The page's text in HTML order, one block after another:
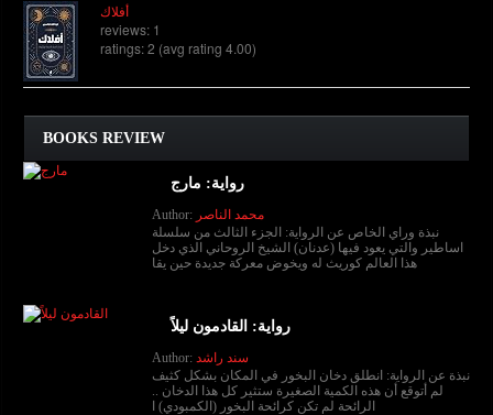
أفلاك
reviews: 1
ratings: 2 (avg rating 4.00)
BOOKS REVIEW
رواية: مارج
Author: محمد الناصر
نبذة وراي الخاص عن الرواية: الجزء الثالث من سلسلة
اساطير والتي يعود فيها (عدنان) الشيخ الروحاني الذي دخل
هذا العالم كوريث له ويخوض معركة جديدة حين يقا
رواية: القادمون ليلاً
Author: سند راشد
نبذة عن الرواية: انطلق دخان البخور في المكان بشكل كثيف
لم أتوقع أن هذه الكمية الصغيرة ستثير كل هذا الدخان ..
الرائحة لم تكن كرائحة البخور (الكمبودي) ا